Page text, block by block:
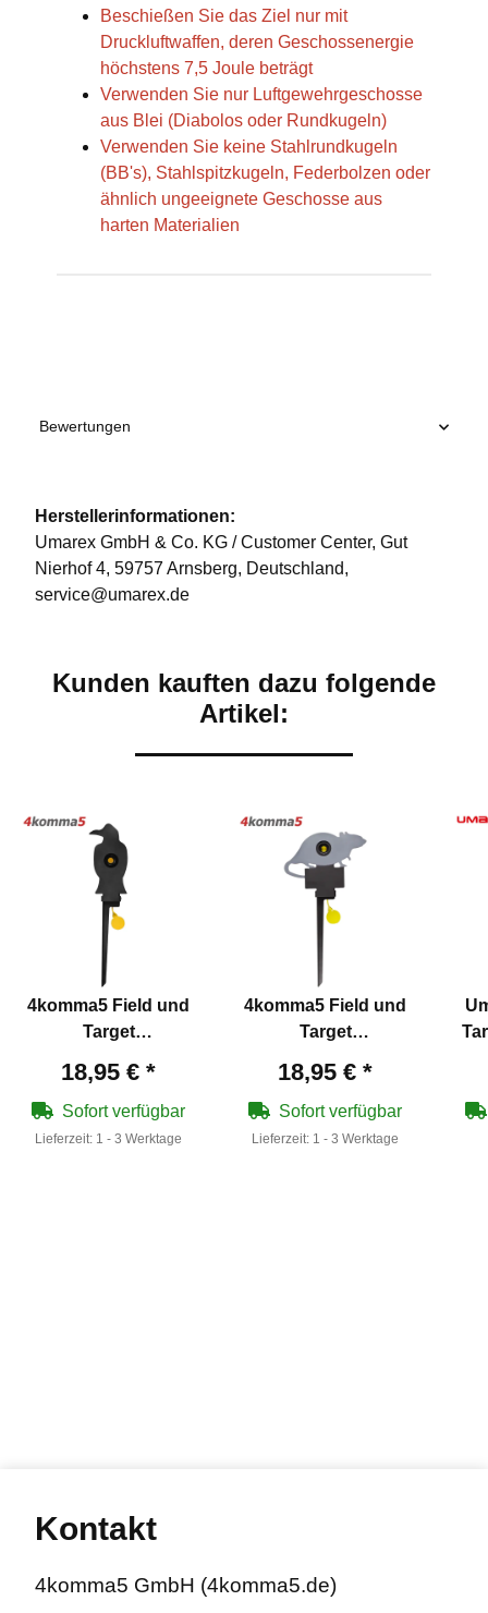
Beschießen Sie das Ziel nur mit
Druckluftwaffen, deren Geschossenergie
höchstens 7,5 Joule beträgt
Verwenden Sie nur Luftgewehrgeschosse
aus Blei (Diabolos oder Rundkugeln)
Verwenden Sie keine Stahlrundkugeln
(BB's), Stahlspitzkugeln, Federbolzen oder
ähnlich ungeeignete Geschosse aus
harten Materialien
Bewertungen
Herstellerinformationen:
Umarex GmbH & Co. KG / Customer Center, Gut
Nierhof 4, 59757 Arnsberg, Deutschland,
service@umarex.de
Kunden kauften dazu folgende
Artikel:
4komma5 Field und
Target
Rabe / Klappziel
18,95 € *
Sofort verfügbar
Lieferzeit: 1 - 3 Werktage
4komma5 Field und
Target
Ratte / Klappziel
18,95 € *
Sofort verfügbar
Lieferzeit: 1 - 3 Werktage
Kontakt
4komma5 GmbH (4komma5.de)